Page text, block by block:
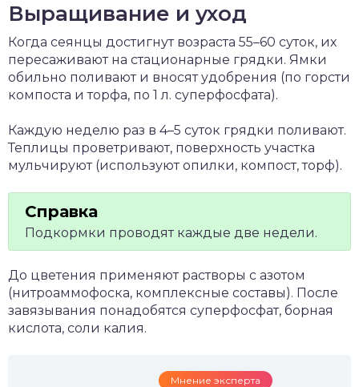
Выращивание и уход
Когда сеянцы достигнут возраста 55–60 суток, их
пересаживают на стационарные грядки. Ямки
обильно поливают и вносят удобрения (по горсти
компоста и торфа, по 1 л. суперфосфата).
Каждую неделю раз в 4–5 суток грядки поливают.
Теплицы проветривают, поверхность участка
мульчируют (используют опилки, компост, торф).
Подкормки проводят каждые две недели.
До цветения применяют растворы с азотом
(нитроаммофоска, комплексные составы). После
завязывания понадобятся суперфосфат, борная
кислота, соли калия.
Мнение эксперта